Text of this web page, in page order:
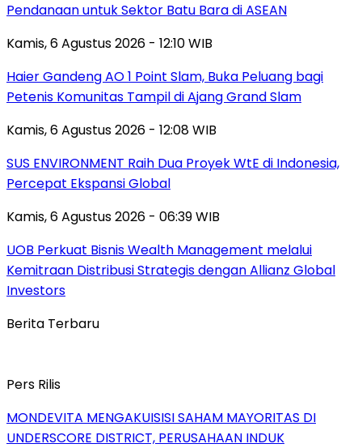
Pendanaan untuk Sektor Batu Bara di ASEAN
Kamis, 6 Agustus 2026 - 12:10 WIB
Haier Gandeng AO 1 Point Slam, Buka Peluang bagi
Petenis Komunitas Tampil di Ajang Grand Slam
Kamis, 6 Agustus 2026 - 12:08 WIB
SUS ENVIRONMENT Raih Dua Proyek WtE di Indonesia,
Percepat Ekspansi Global
Kamis, 6 Agustus 2026 - 06:39 WIB
UOB Perkuat Bisnis Wealth Management melalui
Kemitraan Distribusi Strategis dengan Allianz Global
Investors
Berita Terbaru
Pers Rilis
MONDEVITA MENGAKUISISI SAHAM MAYORITAS DI
UNDERSCORE DISTRICT, PERUSAHAAN INDUK